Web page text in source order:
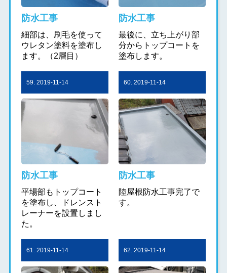
防水工事
細部は、刷毛を使って
ウレタン塗料を塗布し
ます。（2層目）
防水工事
最後に、立ち上がり部
分からトップコートを
塗布します。
59. 2019-11-14
防水工事
平場部もトップコート
を塗布し、ドレンスト
レーナーを設置しまし
た。
60. 2019-11-14
防水工事
陸屋根防水工事完了で
す。
61. 2019-11-14 62. 2019-11-14